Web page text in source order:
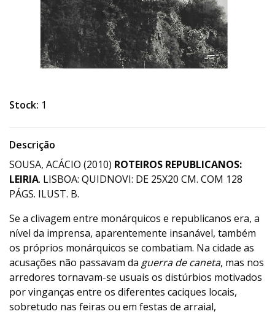
Stock: 1
Descrição
SOUSA, ACÁCIO (2010) ROTEIROS REPUBLICANOS:
LEIRIA. LISBOA: QUIDNOVI: DE 25X20 CM. COM 128
PÁGS. ILUST. B.
Se a clivagem entre monárquicos e republicanos era, a
nível da imprensa, aparentemente insanável, também
os próprios monárquicos se combatiam. Na cidade as
acusações não passavam da guerra de caneta, mas nos
arredores tornavam-se usuais os distúrbios motivados
por vinganças entre os diferentes caciques locais,
sobretudo nas feiras ou em festas de arraial,